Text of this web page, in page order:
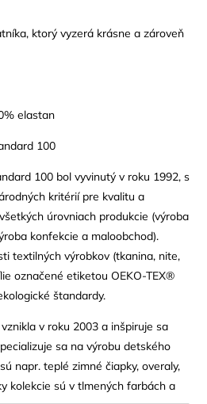
ktorý vyzerá krásne a zároveň
elastan
100
100 bol vyvinutý v roku 1992, s
kritérií pre kvalitu a
úrovniach produkcie (výroba
konfekcie a maloobchod).
textilných výrobkov (tkanina, nite,
označené etiketou OEKO-TEX®
štandardy.
v roku 2003 a inšpiruje sa
sa na výrobu detského
napr. teplé zimné čiapky, overaly,
kolekcie sú v tlmených farbách a